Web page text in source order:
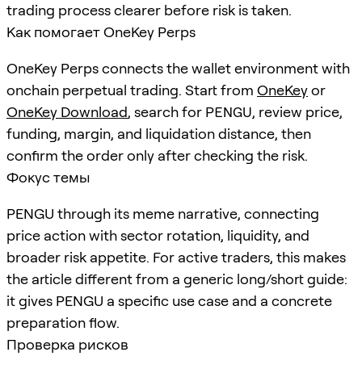
trading process clearer before risk is taken.
Как помогает OneKey Perps
OneKey Perps connects the wallet environment with
onchain perpetual trading. Start from OneKeyor
OneKey Download, search for PENGU, review price,
funding, margin, and liquidation distance, then
confirm the order only after checking the risk.
Фокус темы
PENGU through its meme narrative, connecting
price action with sector rotation, liquidity, and
broader risk appetite. For active traders, this makes
the article different from a generic long/short guide:
it gives PENGU a specific use case and a concrete
preparation flow.
Проверка рисков